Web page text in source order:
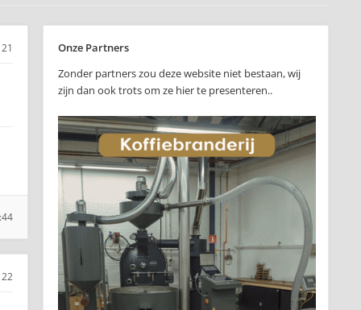
21
22
Onze Partners
Zonder partners zou deze website niet bestaan, wij
zijn dan ook trots om ze hier te presenteren..